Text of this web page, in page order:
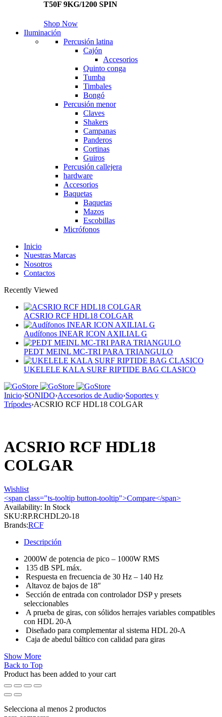
T50F 9KG/1200 SPIN
Shop Now
Iluminación
Percusión latina
Cajón
Accesorios
Quinto conga
Tumba
Timbales
Bongó
Percusión menor
Claves
Shakers
Campanas
Panderos
Cortinas
Guiros
Percusión callejera
hardware
Accesorios
Baquetas
Baquetas
Mazos
Escobillas
Micrófonos
Inicio
Nuestras Marcas
Nosotros
Contactos
Recently Viewed
ACSRIO RCF HDL18 COLGAR
Audífonos INEAR ICON AXILIAL G
PEDT MEINL MC-TRI PARA TRIANGULO
UKELELE KALA SURF RIPTIDE BAG CLASICO
Inicio›SONIDO›Accesorios de Audio›Soportes y
Trípodes›ACSRIO RCF HDL18 COLGAR
ACSRIO RCF HDL18
COLGAR
Wishlist
<span class="ts-tooltip button-tooltip">Compare</span>
Availability: In Stock
SKU:RP.RCHDL20-18
Brands:RCF
Descripción
2000W de potencia de pico – 1000W RMS
135 dB SPL máx.
Respuesta en frecuencia de 30 Hz – 140 Hz
Altavoz de bajos de 18″
Sección de entrada con controlador DSP y presets
seleccionables
A prueba de giras, con sólidos herrajes variables compatibles
con HDL 20-A
Diseñado para complementar al sistema HDL 20-A
Caja de abedul báltico con calidad para giras
Show More
Back to Top
Product has been added to your cart
Selecciona al menos 2 productos